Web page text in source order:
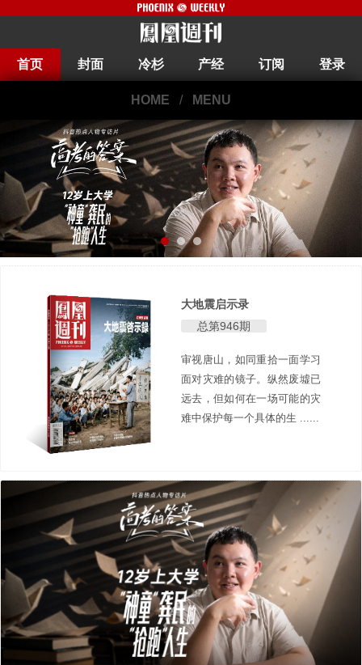
首页 封面 冷杉 产经 订阅 登录
HOME / MENU
大地震启示录
总第946期
审视唐山，如同重拾一面学习
面对灾难的镜子。纵然废墟已
远去，但如何在一场可能的灾
难中保护每一个具体的生 ......